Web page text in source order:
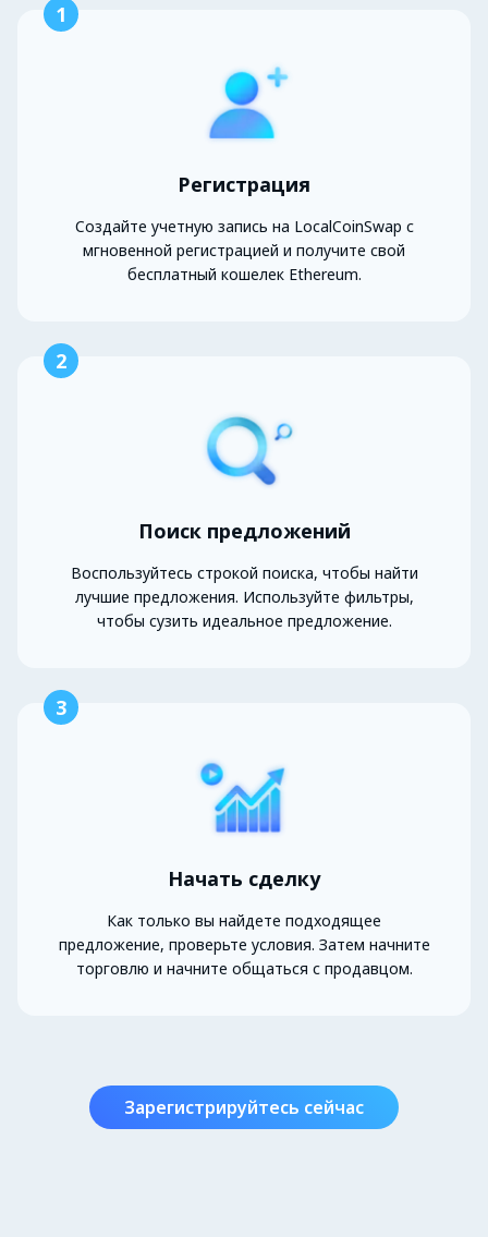
1
Регистрация
Создайте учетную запись на LocalCoinSwap с
мгновенной регистрацией и получите свой
бесплатный кошелек Ethereum.
2
Поиск предложений
Воспользуйтесь строкой поиска, чтобы найти
лучшие предложения. Используйте фильтры,
чтобы сузить идеальное предложение.
3
Начать сделку
Как только вы найдете подходящее
предложение, проверьте условия. Затем начните
торговлю и начните общаться с продавцом.
Зарегистрируйтесь сейчас